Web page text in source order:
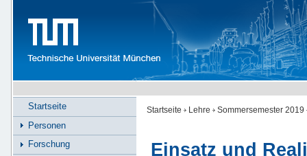
Startseite Lehre Sommersemester 2019
Einsatz und
Startseite
Personen
Forschung